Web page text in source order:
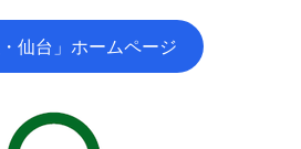
・仙台」ホームページ